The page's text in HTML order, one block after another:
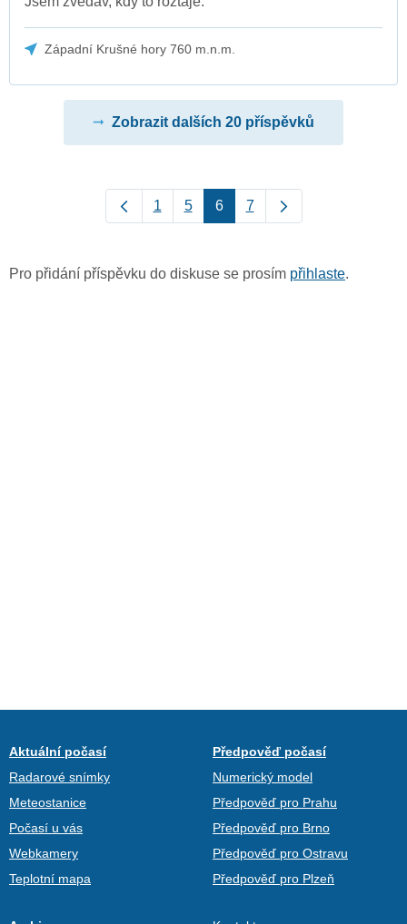
Západní Krušné hory 760 m.n.m.
Zobrazit dalších 20 příspěvků
1 5 6 7
Pro přidání příspěvku do diskuse se prosím přihlaste.
Aktuální počasí
Radarové snímky
Meteostanice
Počasí u vás
Webkamery
Teplotní mapa
Předpověď počasí
Numerický model
Předpověď pro Prahu
Předpověď pro Brno
Předpověď pro Ostravu
Předpověď pro Plzeň